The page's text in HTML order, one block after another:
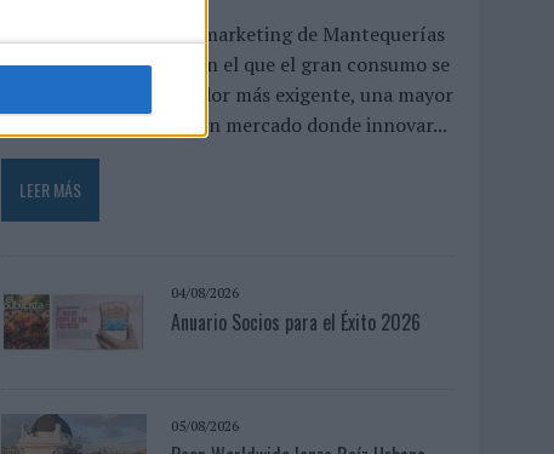
Luis Arquillos dirige el marketing de Mantequerías
Arias en un momento en el que el gran consumo se
enfrenta a un consumidor más exigente, una mayor
presión competitiva y un mercado donde innovar...
LEER MÁS
04/08/2026
Anuario Socios para el Éxito 2026
05/08/2026